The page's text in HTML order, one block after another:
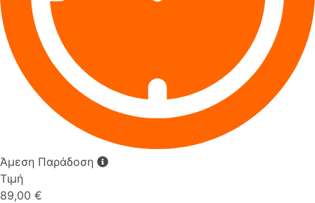
Άμεση Παράδοση
Τιμή
89,00 €